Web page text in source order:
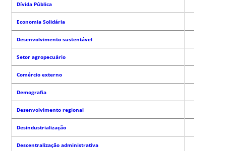
Dívida Pública
Economia Solidária
Desenvolvimento sustentável
Setor agropecuário
Comércio externo
Demografia
Desenvolvimento regional
Desindustrialização
Descentralização administrativa